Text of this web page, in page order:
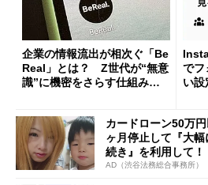
企業の情報流出が相次ぐ「Be
Real」とは？ Z世代が“無意
識”に機密をさらす仕組み
でフ
い
能に
カードローン50万
ヶ月停止して『大
続き』を利用して！
AD（渋谷法務総合事務所）